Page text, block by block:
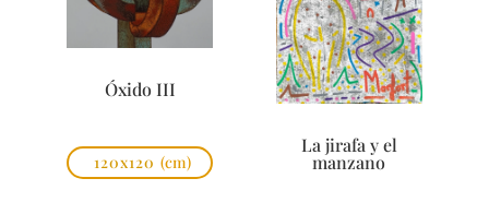
Óxido III
120x120 (cm)
La jirafa y el
manzano